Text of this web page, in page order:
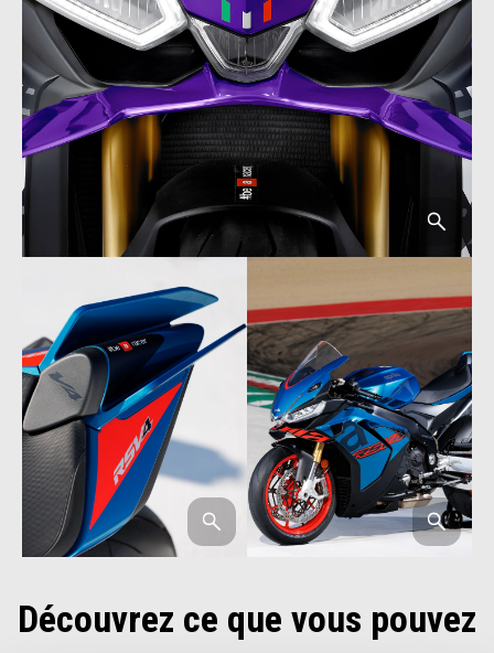
Découvrez ce que vous pouvez